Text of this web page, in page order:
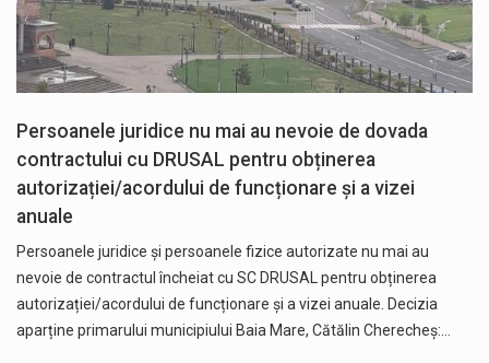
Persoanele juridice nu mai au nevoie de dovada
contractului cu DRUSAL pentru obținerea
autorizației/acordului de funcționare și a vizei
anuale
Persoanele juridice și persoanele fizice autorizate nu mai au
nevoie de contractul încheiat cu SC DRUSAL pentru obținerea
autorizației/acordului de funcționare și a vizei anuale. Decizia
aparține primarului municipiului Baia Mare, Cătălin Cherecheș:…